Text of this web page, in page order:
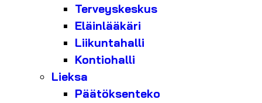
Terveyskeskus
Eläinlääkäri
Liikuntahalli
Kontiohalli
Lieksa
Päätöksenteko